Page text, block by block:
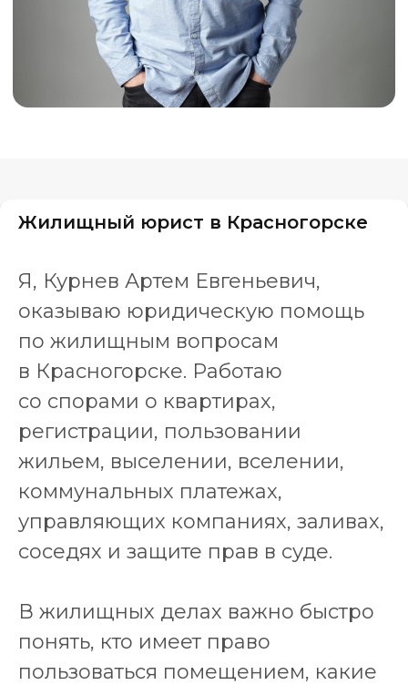
Жилищный юрист в Красногорске
Я, Курнев Артем Евгеньевич,
оказываю юридическую помощь
по жилищным вопросам
в Красногорске. Работаю
со спорами о квартирах,
регистрации, пользовании
жильем, выселении, вселении,
коммунальных платежах,
управляющих компаниях, заливах,
соседях и защите прав в суде.
В жилищных делах важно быстро
понять, кто имеет право
пользоваться помещением, какие